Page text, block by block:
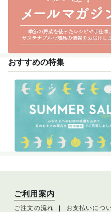
おすすめの特集
ご利用案内
ご注文の流れ お支払いにつ